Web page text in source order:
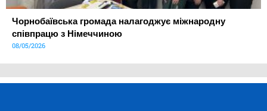
Чорнобаївська громада налагоджує міжнародну
співпрацю з Німеччиною
08/05/2026